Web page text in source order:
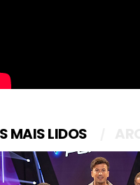
MAIS LIDOS